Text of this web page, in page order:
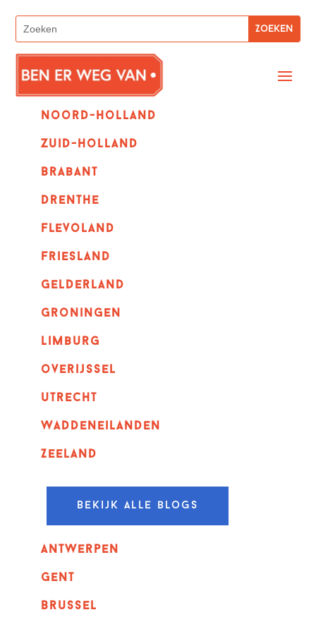
Noord-holland
zuid-holland
Brabant
Drenthe
Flevoland
Friesland
Gelderland
Groningen
Limburg
overijssel
utrecht
Waddeneilanden
Zeeland
Bekijk alle blogs
Antwerpen
GENT
Brussel